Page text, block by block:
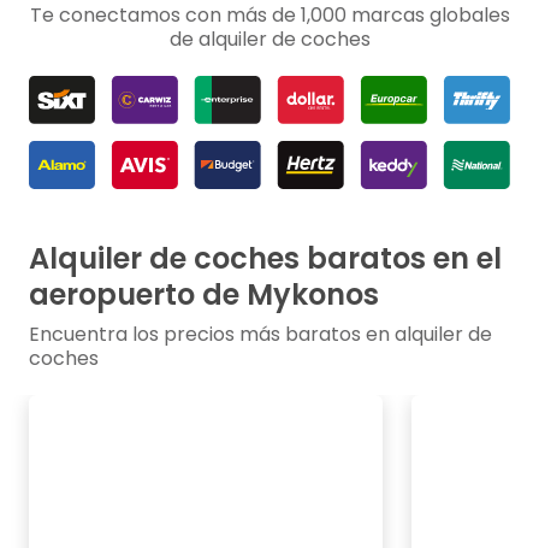
Te conectamos con más de 1,000 marcas globales
de alquiler de coches
Alquiler de coches baratos en el
aeropuerto de Mykonos
Encuentra los precios más baratos en alquiler de
coches